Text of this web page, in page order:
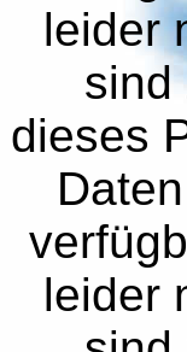
leider
sind
dieses
leider